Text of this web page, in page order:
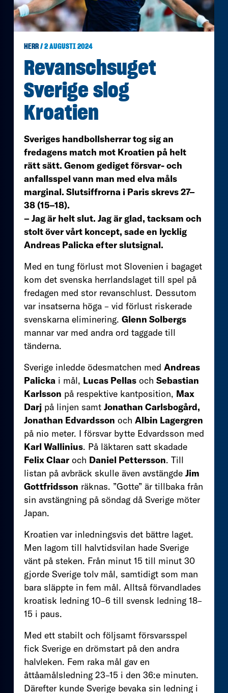
HERR/ 2 AUGUSTI 2024
Revanschsuget
Sverige slog
Kroatien
Sveriges handbollsherrar tog sig an
fredagens match mot Kroatien på helt
rätt sätt. Genom gediget försvar- och
anfallsspel vann man med elva måls
marginal. Slutsiffrorna i Paris skrevs 27–
38 (15–18).
– Jag är helt slut. Jag är glad, tacksam och
stolt över vårt koncept, sade en lycklig
Andreas Palicka efter slutsignal.
Med en tung förlust mot Slovenien i bagaget
kom det svenska herrlandslaget till spel på
fredagen med stor revanschlust. Dessutom
var insatserna höga – vid förlust riskerade
svenskarna eliminering. Glenn Solbergs
mannar var med andra ord taggade till
tänderna.
Sverige inledde ödesmatchen med Andreas
Palicka i mål, Lucas Pellas och Sebastian
Karlsson på respektive kantposition, Max
Darj på linjen samt Jonathan Carlsbogård,
Jonathan Edvardsson och Albin Lagergren
på nio meter. I försvar bytte Edvardsson med
Karl Wallinius. På läktaren satt skadade
Felix Claar och Daniel Pettersson. Till
listan på avbräck skulle även avstängde Jim
Gottfridsson räknas. ”Gotte” är tillbaka från
sin avstängning på söndag då Sverige möter
Japan.
Kroatien var inledningsvis det bättre laget.
Men lagom till halvtidsvilan hade Sverige
vänt på steken. Från minut 15 till minut 30
gjorde Sverige tolv mål, samtidigt som man
bara släppte in fem mål. Alltså förvandlades
kroatisk ledning 10–6 till svensk ledning 18–
15 i paus.
Med ett stabilt och följsamt försvarsspel
fick Sverige en drömstart på den andra
halvleken. Fem raka mål gav en
åttåamålsledning 23–15 i den 36:e minuten.
Därefter kunde Sverige bevaka sin ledning i